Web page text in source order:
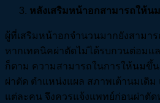
หลังเสริมหน้าอกสามารถให้น
ผู้ที่เสริมหน้าอกจำนวนมากยังสามา
หากเทคนิคผ่าตัดไม่ได้รบกวนต่อมแ
ก็ตาม ความสามารถในการให้นมขึ้
ผ่าตัด ตำแหน่งแผล สภาพเต้านมเดิ
แต่ละคน จึงควรแจ้งแพทย์ก่อนผ่าตั